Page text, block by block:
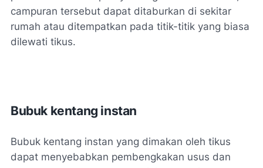
campuran tersebut dapat ditaburkan di sekitar
rumah atau ditempatkan pada titik-titik yang biasa
dilewati tikus.
Bubuk kentang instan
Bubuk kentang instan yang dimakan oleh tikus
dapat menyebabkan pembengkakan usus dan